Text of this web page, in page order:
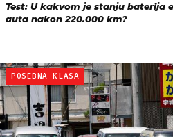
Test: U kakvom je stanju baterija
auta nakon 220.000 km?
POSEBNA KLASA